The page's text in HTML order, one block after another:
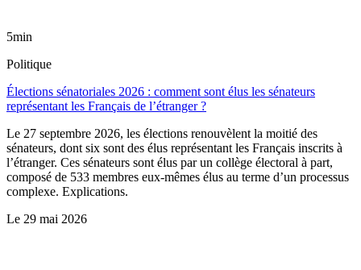
5min
Politique
Élections sénatoriales 2026 : comment sont élus les sénateurs
représentant les Français de l’étranger ?
Le 27 septembre 2026, les élections renouvèlent la moitié des
sénateurs, dont six sont des élus représentant les Français inscrits à
l’étranger. Ces sénateurs sont élus par un collège électoral à part,
composé de 533 membres eux-mêmes élus au terme d’un processus
complexe. Explications.
Le 29 mai 2026